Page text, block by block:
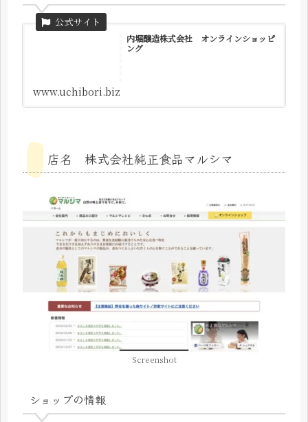
内堀醸造株式会社 オンラインショッピ
ング
www.uchibori.biz
店名 株式会社純正食品マルシマ
Screenshot
ショップの情報